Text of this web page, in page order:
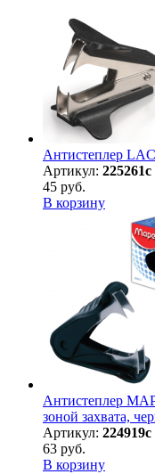
Антистеплер
Артикул: 225261с
45 руб.
В корзину
Антистеплер
зоной захвата,
Артикул: 224919с
63 руб.
В корзину